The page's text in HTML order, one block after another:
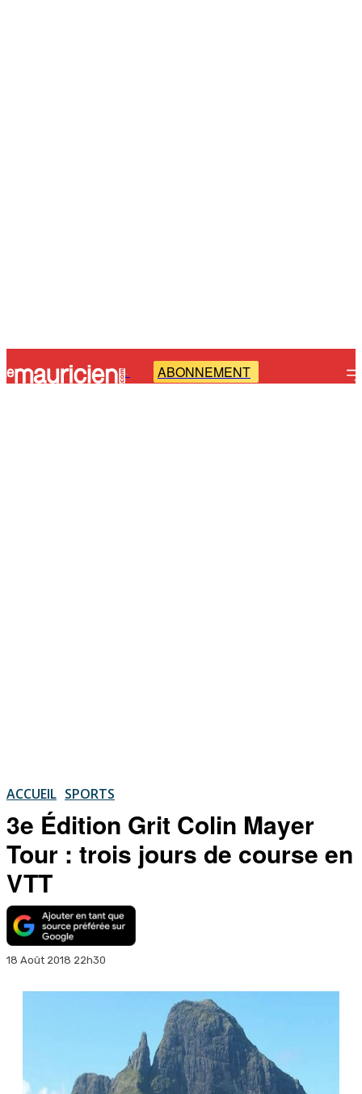
- ABONNEMENT
ACCUEIL SPORTS
3e Édition Grit Colin Mayer
Tour : trois jours de course en
VTT
18 Août 2018 22h30